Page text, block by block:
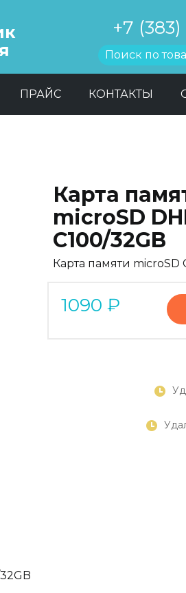
+7
ПРАЙС КОНТАКТЫ
Карта
microSD
C100/32GB
Карта памяти microSD
1090 ₽